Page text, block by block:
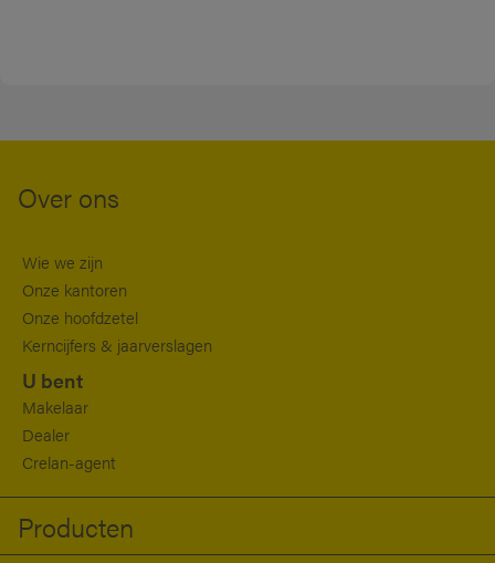
Over ons
Wie we zijn
Onze kantoren
Onze hoofdzetel
Kerncijfers & jaarverslagen
U bent
Makelaar
Dealer
Crelan-agent
Producten